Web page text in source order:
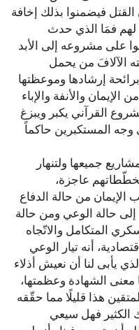
فيضمنوا بذلك إخافة
لهم فمَا الذي حدث
على مشروعه إلى الأبد
الآلافَ من يحمل
إرشادها وموعظتها
والأنفة والإباء
القرآني يكبر ويبزغ
المستكبرين حاكماً
جميعها ولتنهار
عاجزة،
من حالة الدفاع
إلى حالة الوعي ومن حالة
المتكامل والاتّجاه
أنه تيار الوعي
يأبى لنا أن نعيش أذلاء
الشهادة وعظمتها،
هذا قليلًا مما حقّقه
الكثير فهل سيعي